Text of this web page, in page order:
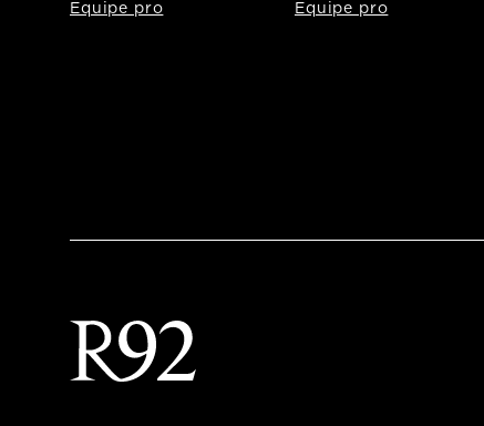
Equipe pro Equipe pro